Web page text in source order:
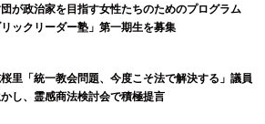
が政治家を目指す女性たちのためのプログラム
リックリーダー塾」第一期生を募集
里「統一教会問題、今度こそ法で解決する」議員
し、霊感商法検討会で積極提言